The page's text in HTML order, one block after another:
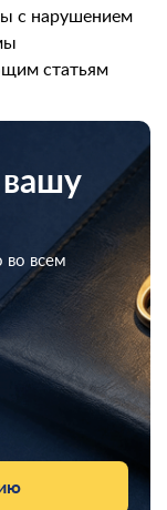
с нарушением
статьям
вашу
во всем